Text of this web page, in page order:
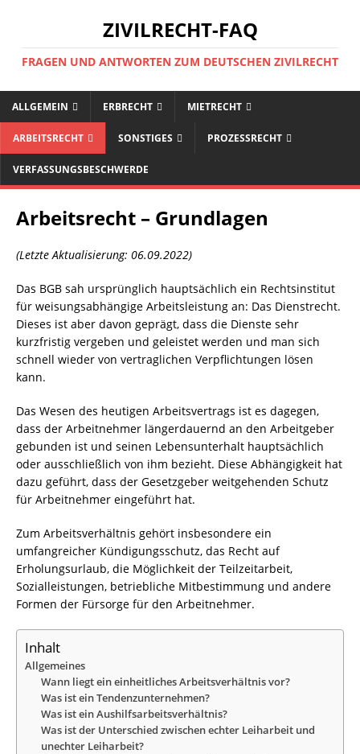
ZIVILRECHT-FAQ
FRAGEN UND ANTWORTEN ZUM DEUTSCHEN ZIVILRECHT
ALLGEMEIN ERBRECHT MIETRECHT
ARBEITSRECHT SONSTIGES PROZESSRECHT
VERFASSUNGSBESCHWERDE
Arbeitsrecht – Grundlagen
(Letzte Aktualisierung: 06.09.2022)
Das BGB sah ursprünglich hauptsächlich ein Rechtsinstitut
für weisungsabhängige Arbeitsleistung an: Das Dienstrecht.
Dieses ist aber davon geprägt, dass die Dienste sehr
kurzfristig vergeben und geleistet werden und man sich
schnell wieder von vertraglichen Verpflichtungen lösen
kann.
Das Wesen des heutigen Arbeitsvertrags ist es dagegen,
dass der Arbeitnehmer längerdauernd an den Arbeitgeber
gebunden ist und seinen Lebensunterhalt hauptsächlich
oder ausschließlich von ihm bezieht. Diese Abhängigkeit hat
dazu geführt, dass der Gesetzgeber weitgehenden Schutz
für Arbeitnehmer eingeführt hat.
Zum Arbeitsverhältnis gehört insbesondere ein
umfangreicher Kündigungsschutz, das Recht auf
Erholungsurlaub, die Möglichkeit der Teilzeitarbeit,
Sozialleistungen, betriebliche Mitbestimmung und andere
Formen der Fürsorge für den Arbeitnehmer.
Inhalt
Allgemeines
Wann liegt ein einheitliches Arbeitsverhältnis vor?
Was ist ein Tendenzunternehmen?
Was ist ein Aushilfsarbeitsverhältnis?
Was ist der Unterschied zwischen echter Leiharbeit und
unechter Leiharbeit?